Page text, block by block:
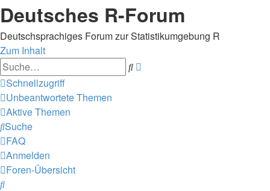
Deutsches R-Forum
Deutschsprachiges Forum zur Statistikumgebung R
Zum Inhalt
Suche
Schnellzugriff
Unbeantwortete Themen
Aktive Themen
Suche
FAQ
Anmelden
Foren-Übersicht
Suche